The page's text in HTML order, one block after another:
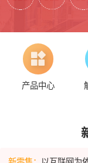

产品中心